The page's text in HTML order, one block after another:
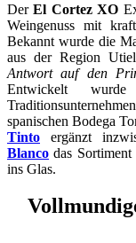
DerEl Cortez XO
Weingenuss mit
Bekannt wurde die
aus der Region
Antwort auf den
Entwickelt
spanischen Bodega
Tinto ergänzt
Blanco das
ins Glas.